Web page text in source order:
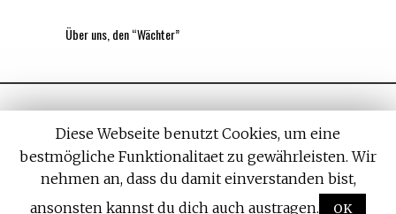
Über uns, den “Wächter”
All rights reserved. Designed by Withemes
Diese Webseite benutzt Cookies, um eine
bestmögliche Funktionalitaet zu gewährleisten. Wir
nehmen an, dass du damit einverstanden bist,
ansonsten kannst du dich auch austragen.
OK